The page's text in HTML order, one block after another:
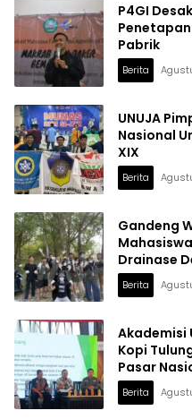
P4GI
Pabrik
Berita
UNUJA
Nasional
XIX
Berita
Gandeng
Drainase
Berita
Akademisi
Kopi
Pasar
Berita